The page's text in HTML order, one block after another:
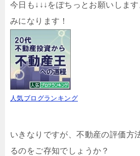
今日も↓↓↓をぽちっとお願いしま
みになります！
人気ブログランキング
いきなりですが、不動産の評価方
るのをご存知でしょうか？